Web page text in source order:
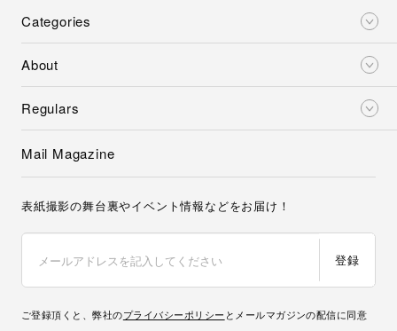
Categories
About
Regulars
Mail Magazine
表紙撮影の舞台裏やイベント情報などをお届け！
登録
ご登録頂くと、弊社のプライバシーポリシー とメールマガジンの配信に同意